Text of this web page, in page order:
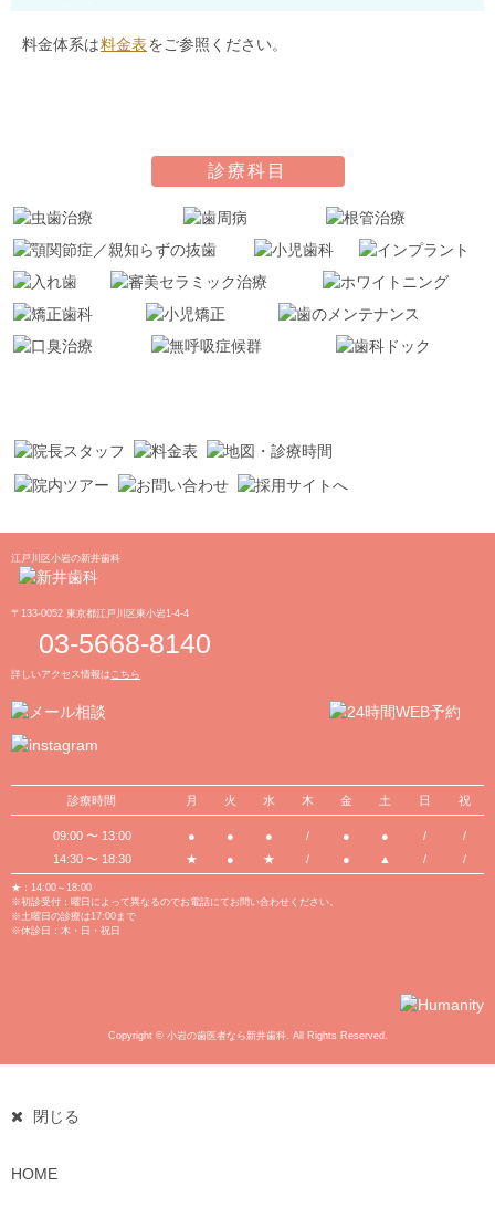
料金体系は料金表をご参照ください。
診療科目
江戸川区小岩の新井歯科
〒133-0052 東京都江戸川区東小岩1-4-4
03-5668-8140
詳しいアクセス情報は こちら
診療時間 月 火 水 木 金 土 日 祝
09:00 〜 13:00 ● ● ● / ● ● /
/
14:30 〜 18:30
★ ● ★ / ● ▲ / /
★：14:00～18:00
※初診受付：曜日によって異なるのでお電話にてお問い合わせください。
※土曜日の診療は17:00まで
※休診日：木・日・祝日
Copyright © 小岩の歯医者なら新井歯科. All Rights Reserved.
閉じる
HOME